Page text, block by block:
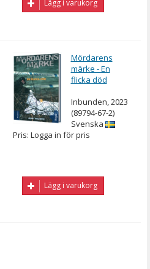
Lägg i varukorg
Mördarens
märke - En
flicka död
Inbunden, 2023
(89794-67-2)
Svenska
Pris: Logga in för pris
Lägg i varukorg